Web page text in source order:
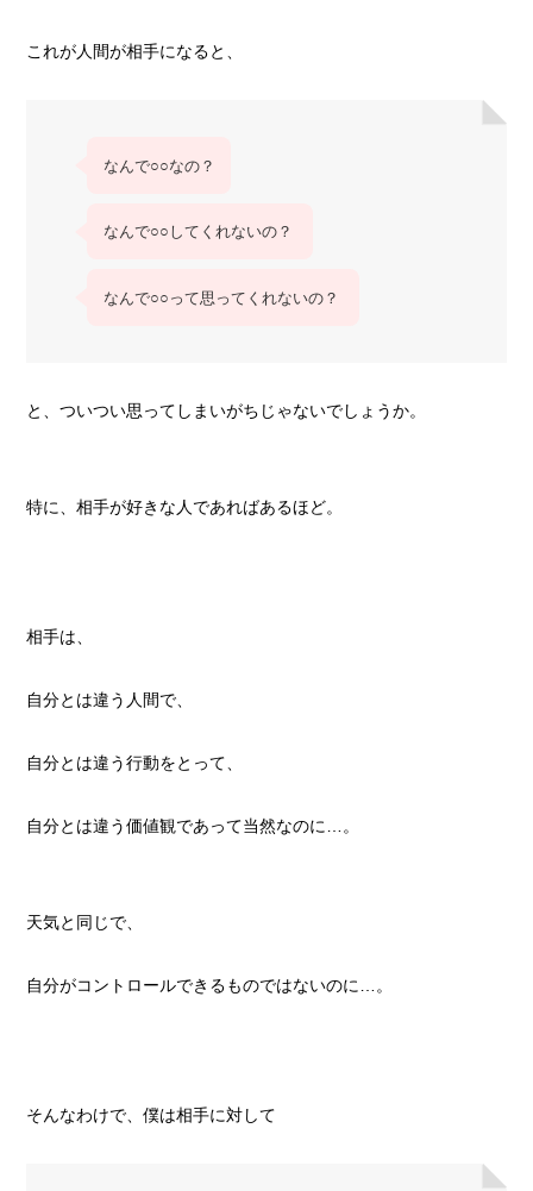
これが人間が相手になると、
なんで○○なの？
なんで○○してくれないの？
なんで○○って思ってくれないの？
と、ついつい思ってしまいがちじゃないでしょうか。
特に、相手が好きな人であればあるほど。
相手は、
自分とは違う人間で、
自分とは違う行動をとって、
自分とは違う価値観であって当然なのに…。
天気と同じで、
自分がコントロールできるものではないのに…。
そんなわけで、僕は相手に対して